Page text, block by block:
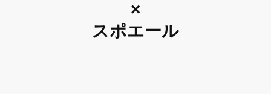
×
スポエール